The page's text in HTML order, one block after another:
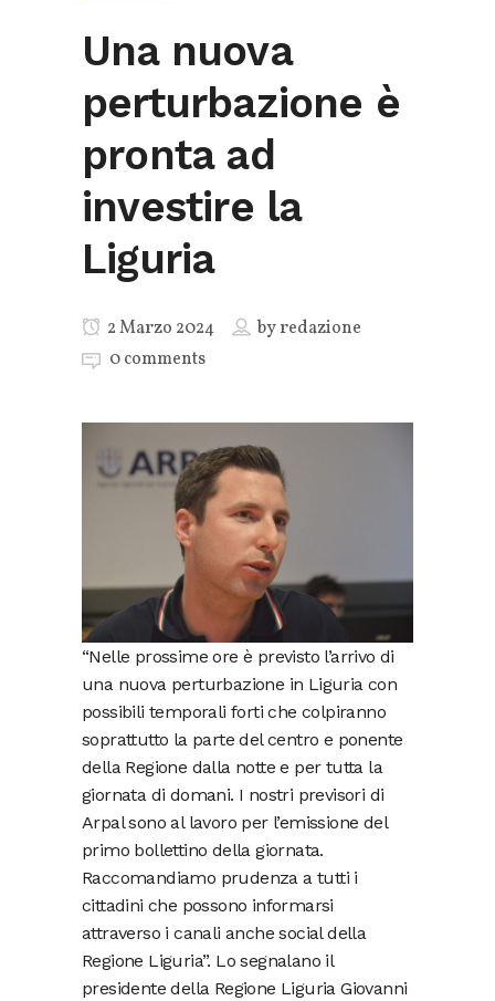
Una nuova
perturbazione è
pronta ad
investire la
Liguria
2 Marzo 2024 byredazione
0 comments
“Nelle prossime ore è previsto l’arrivo di
una nuova perturbazione in Liguria con
possibili temporali forti che colpiranno
soprattutto la parte del centro e ponente
della Regione dalla notte e per tutta la
giornata di domani. I nostri previsori di
Arpal sono al lavoro per l’emissione del
primo bollettino della giornata.
Raccomandiamo prudenza a tutti i
cittadini che possono informarsi
attraverso i canali anche social della
Regione Liguria”. Lo segnalano il
presidente della Regione Liguria Giovanni